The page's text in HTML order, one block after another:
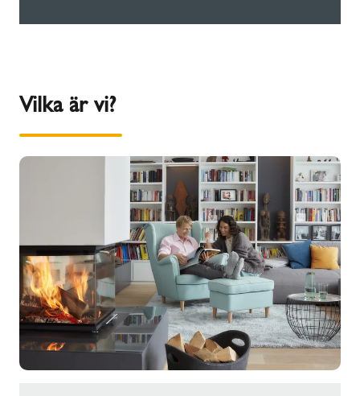
Vilka är vi?